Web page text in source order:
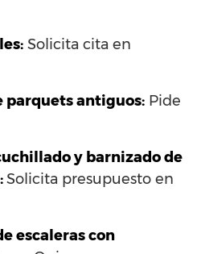
Solicita cita en
parquets antiguos: Pide
y barnizado de
Solicita presupuesto en
escaleras con